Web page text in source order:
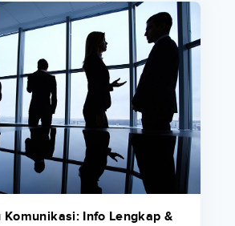
Komunikasi: Info Lengkap &